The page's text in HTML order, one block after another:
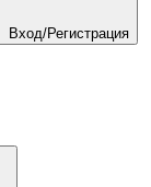
Вход/Регистрация